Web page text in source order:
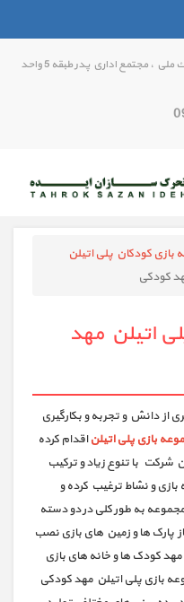
انديشه ، فاز يك ، ابتداي فاز ، بالاتر از بانك ملي ، مجتمع اداري پدر طبقه 5 واحد
بازی کودکان پلی اتیلن
کودکی
اتیلن مهد
از دانش و تجربه و بکارگیری
بازی پلی اتیلناقدام کرده
با تنوع زیاد و ترکیب
و نشاط ترغیب کرده و
به طور کلی در دو دسته
پارک ها و زمین های بازی نصب
کودک ها و خانه های بازی
بازی پلی اتیلن مهد کودکی